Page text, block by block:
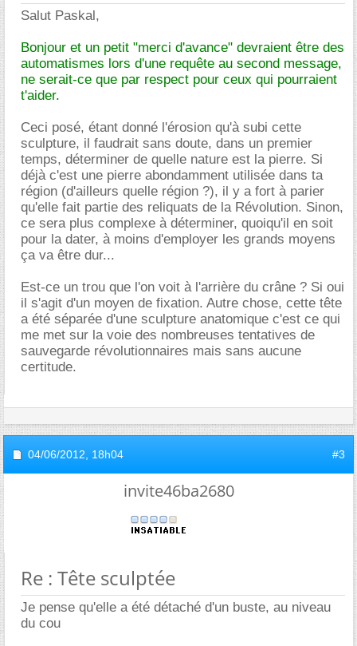
Salut Paskal,
Bonjour et un petit "merci d'avance" devraient être des
automatismes lors d'une requête au second message,
ne serait-ce que par respect pour ceux qui pourraient
t'aider.
Ceci posé, étant donné l'érosion qu'à subi cette
sculpture, il faudrait sans doute, dans un premier
temps, déterminer de quelle nature est la pierre. Si
déjà c'est une pierre abondamment utilisée dans ta
région (d'ailleurs quelle région ?), il y a fort à parier
qu'elle fait partie des reliquats de la Révolution. Sinon,
ce sera plus complexe à déterminer, quoiqu'il en soit
pour la dater, à moins d'employer les grands moyens
ça va être dur...
Est-ce un trou que l'on voit à l'arrière du crâne ? Si oui
il s'agit d'un moyen de fixation. Autre chose, cette tête
a été séparée d'une sculpture anatomique c'est ce qui
me met sur la voie des nombreuses tentatives de
sauvegarde révolutionnaires mais sans aucune
certitude.
04/06/2012, 18h04 #3
invite46ba2680
Re : Tête sculptée
Je pense qu'elle a été détaché d'un buste, au niveau
du cou